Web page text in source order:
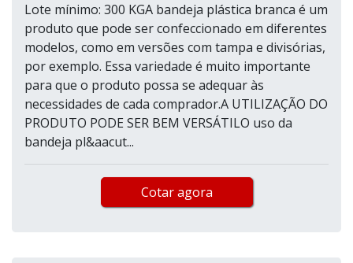
Lote mínimo: 300 KGA bandeja plástica branca é um
produto que pode ser confeccionado em diferentes
modelos, como em versões com tampa e divisórias,
por exemplo. Essa variedade é muito importante
para que o produto possa se adequar às
necessidades de cada comprador.A UTILIZAÇÃO DO
PRODUTO PODE SER BEM VERSÁTILO uso da
bandeja pl&aacut...
Cotar agora